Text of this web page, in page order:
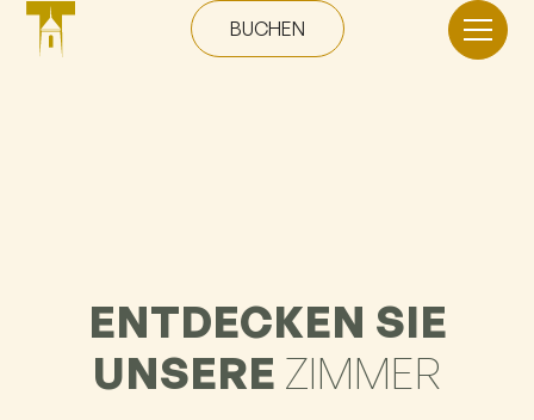
BUCHEN
ENTDECKEN SIE
UNSERE ZIMMER